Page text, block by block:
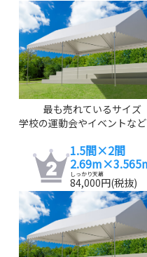
最も売れているサイズ
学校の運動会やイベントなど
1.5間×2間
しっかり天幕
84,000円(税抜)